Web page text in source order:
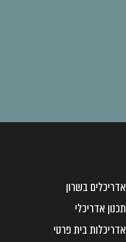
אדריכלים בשרון
תכנון אדריכלי
אדריכלות בית פרטי